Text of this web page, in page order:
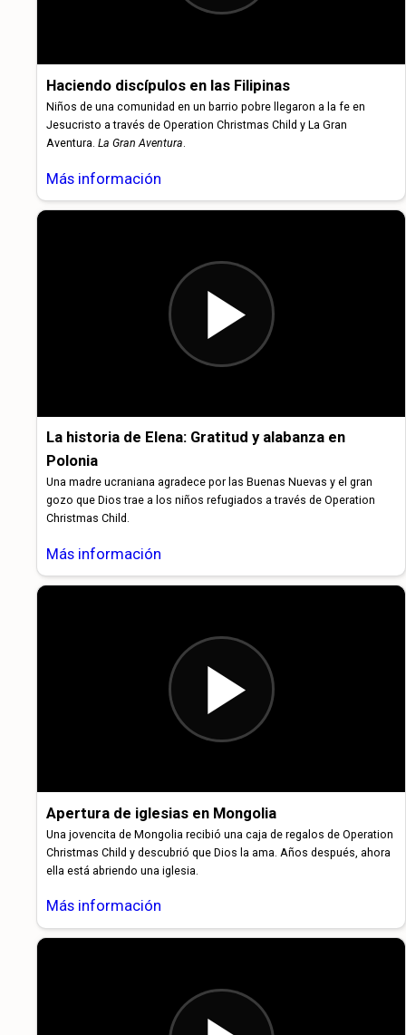
Haciendo discípulos en las Filipinas
Niños de una comunidad en un barrio pobre llegaron a la fe en
Jesucristo a través de Operation Christmas Child y La Gran
Aventura.La Gran Aventura.
Más información
La historia de Elena: Gratitud y alabanza en
Polonia
Una madre ucraniana agradece por las Buenas Nuevas y el gran
gozo que Dios trae a los niños refugiados a través de Operation
Christmas Child.
Más información
Apertura de iglesias en Mongolia
Una jovencita de Mongolia recibió una caja de regalos de Operation
Christmas Child y descubrió que Dios la ama. Años después, ahora
ella está abriendo una iglesia.
Más información